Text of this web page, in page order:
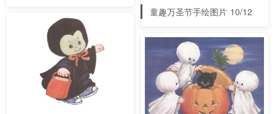
童趣万圣节手绘图片 10/12